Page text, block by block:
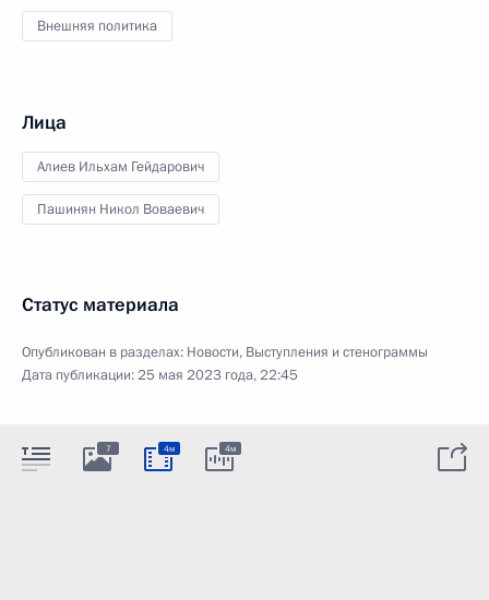
Внешняя политика
Лица
Алиев Ильхам Гейдарович
Пашинян Никол Воваевич
Статус материала
Опубликован в разделах: Новости, Выступления и стенограммы
Дата публикации:25 мая 2023 года, 22:45
7 4м 4м